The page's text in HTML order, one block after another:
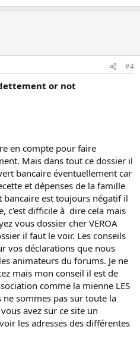
#4
or not
en compte pour faire
Mais dans tout ce dossier il
bancaire éventuellement car
et dépenses de la famille
est toujours négatif il
c'est difficile à dire cela mais
vous dossier cher VEROA
il faut le voir. Les conseils
vos déclarations que nous
animateurs du forums. Je ne
mais mon conseil il est de
comme la mienne LES
ne sommes pas sur toute la
avez sur ce site un
les adresses des différentes